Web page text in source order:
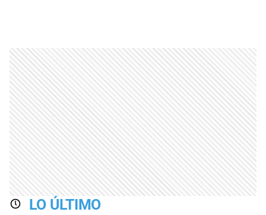
LO ÚLTIMO